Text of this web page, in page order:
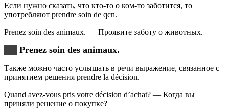
Если нужно сказать, что кто-то о ком-то заботится, то
употребляют prendre soin de qcn.
Prenez soin des animaux. — Проявите заботу о животных.
Prenez soin des animaux.
Также можно часто услышать в речи выражение, связанное с
принятием решения prendre la décision.
Quand avez-vous pris votre décision d’achat? — Когда вы
приняли решение о покупке?